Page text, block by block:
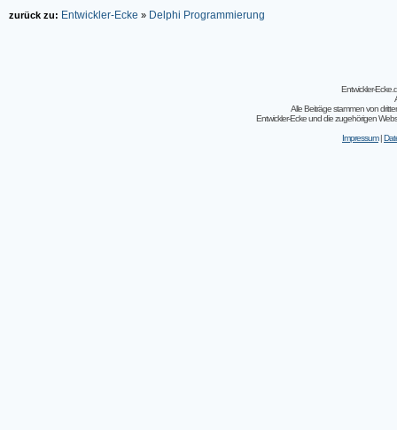
zurück zu: Entwickler-Ecke » Delphi Programmierung
Entwickler-
Alle Beiträge stammen von
Entwickler-Ecke und die zugehörigen
Impressum|